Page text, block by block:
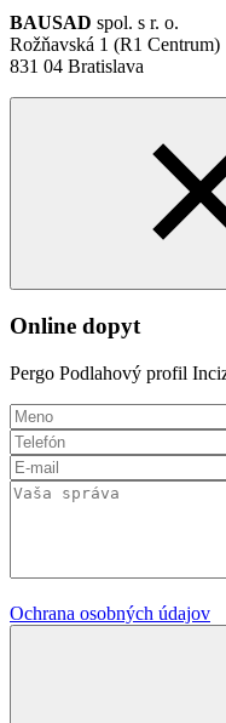
BAUSAD spol. s r. o.
Rožňavská 1 (R1 Centrum)
831 04 Bratislava
Online dopyt
Pergo Podlahový profil
Ochrana osobných údajov